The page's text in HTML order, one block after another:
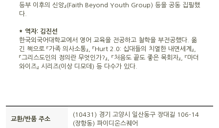
등부 이후의 신앙』(Faith Beyond Youth Group) 등을 공동 집필했
다.
* 역자: 김진선
한국외국어대학교에서 영어 교육을 전공하고 철학을 부전공했다. 옮
긴 책으로 『가족 의사소통』, 『Hurt 2.0: 십대들의 치열한 내면세계』,
『그리스도인의 정의란 무엇인가?』, 『처음도 끝도 좋은 목회자』, 『마더
와이즈』 시리즈(이상 디모데) 등 다수가 있다.
교환/반품 주소
(10431) 경기 고양시 일산동구 장대길 106-14
(장항동) 파이디온스퀘어